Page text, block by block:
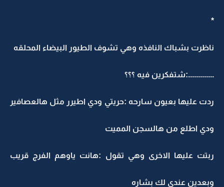
*
ناظرت بشباك النافذه وهي تشوف الطيور البيضاء المحلقه
.............:شتفكرين فيه ؟؟؟
ردت عليها بعيون سارحه :حريتي ودي اطيرر مثل هالعصافير
ودي اطلع من هالسجن المميت
ربتت عليها الاخرى وهي تقول :هانت ياوهم الفرج قريب
وبعدين عندي لك بشاره